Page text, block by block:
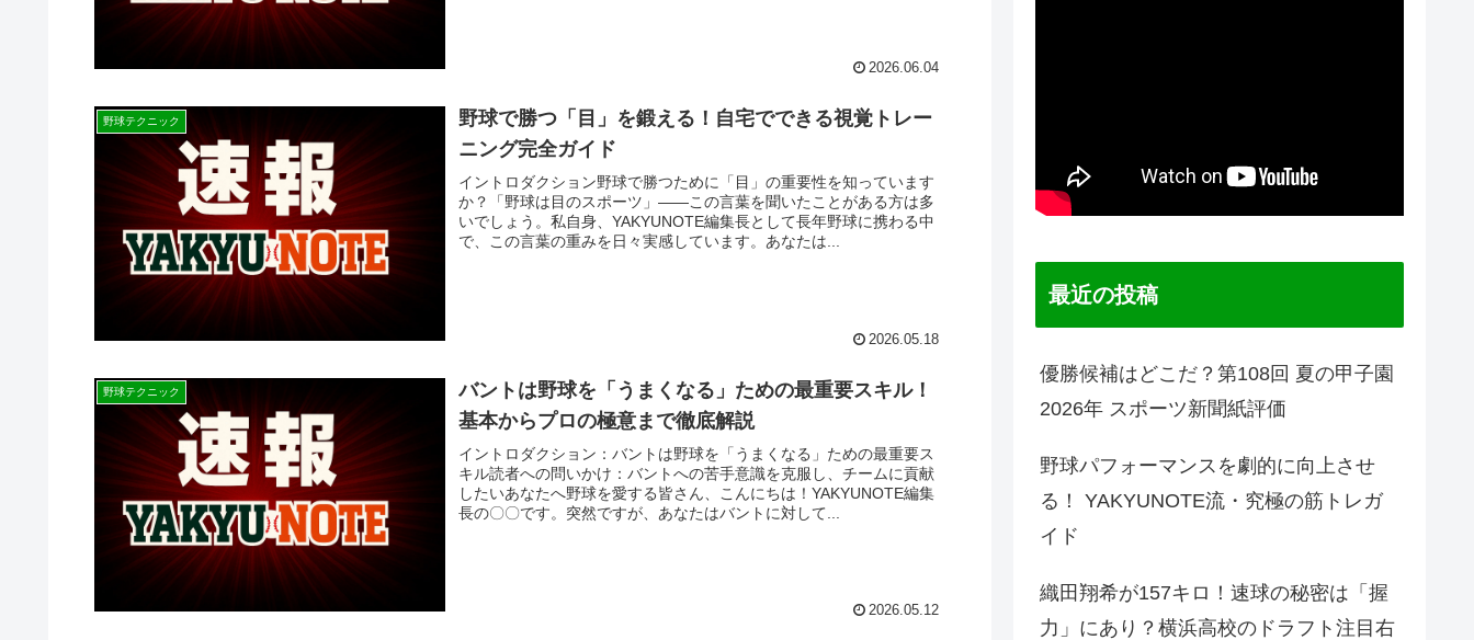
2026.06.04
野球テクニック
野球で勝つ「目」を鍛える！自宅でできる視覚トレー
ニング完全ガイド
イントロダクション野球で勝つために「目」の重要性を知っています
か？「野球は目のスポーツ」――この言葉を聞いたことがある方は多
いでしょう。私自身、YAKYUNOTE編集長として長年野球に携わる中
で、この言葉の重みを日々実感しています。あなたは...
2026.05.18
野球テクニック
バントは野球を「うまくなる」ための最重要スキル！
基本からプロの極意まで徹底解説
イントロダクション：バントは野球を「うまくなる」ための最重要ス
キル読者への問いかけ：バントへの苦手意識を克服し、チームに貢献
したいあなたへ野球を愛する皆さん、こんにちは！YAKYUNOTE編集
長の〇〇です。突然ですが、あなたはバントに対して...
2026.05.12
最近の投稿
優勝候補はどこだ？第108回 夏の甲子園
2026年 スポーツ新聞紙評価
野球パフォーマンスを劇的に向上させ
る！ YAKYUNOTE流・究極の筋トレガ
イド
織田翔希が157キロ！速球の秘密は「握
力」にあり？横浜高校のドラフト注目右